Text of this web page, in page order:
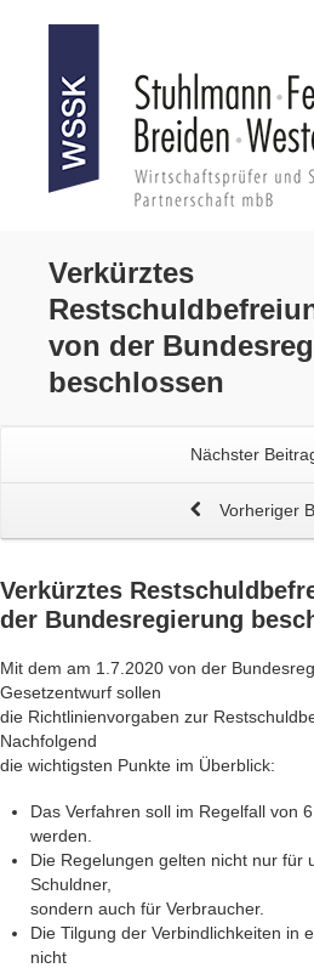
Verkürztes
von der
beschlossen
Nächster
Vorheriger
Verkürztes
der Bundesregierung
Mit dem am 1.7.2020 von der
Gesetzentwurf sollen
die Richtlinienvorgaben zur
Nachfolgend
die wichtigsten Punkte im Überblick:
Das Verfahren soll im Regelfall von
werden.
Die Regelungen gelten nicht nur für
Schuldner,
sondern auch für Verbraucher.
Die Tilgung der Verbindlichkeiten in
nicht